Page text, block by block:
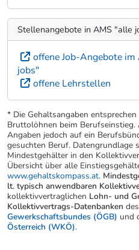
Stellenangebote in AMS "alle
offene Job-Angebote
jobs"
offene Lehrstellen
* Die Gehaltsangaben
Bruttolöhnen beim Berufseinstieg.
Angaben jedoch auf ein
gesuchten Beruf. Datengrundlage
Mindestgehälter in den
Übersicht über alle
www.gehaltskompass.at.
lt. typisch anwendbaren
kollektivvertraglichen Lohn- und
Kollektivvertrags-Datenbanken des
Gewerkschaftsbundes (ÖGB) und
Österreich (WKÖ).